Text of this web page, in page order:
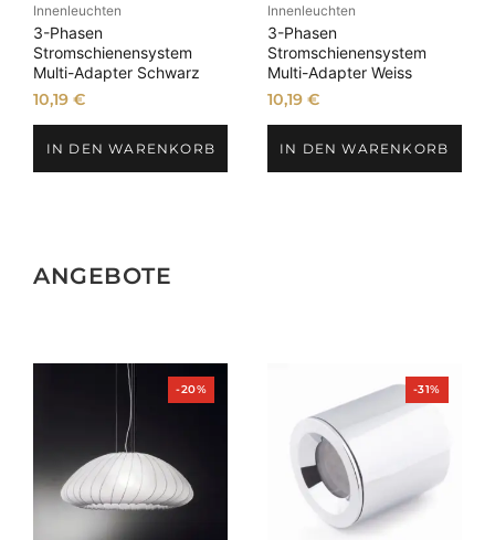
Innenleuchten
3-Phasen
Stromschienensystem
Multi-Adapter Schwarz
10,19€
IN DEN WARENKORB
Innenleuchten
3-Phasen
Stromschienensystem
Multi-Adapter Weiss
10,19 €
IN DEN WARENKORB
ANGEBOTE
-20%Produkt
im
-31%Produkt
im